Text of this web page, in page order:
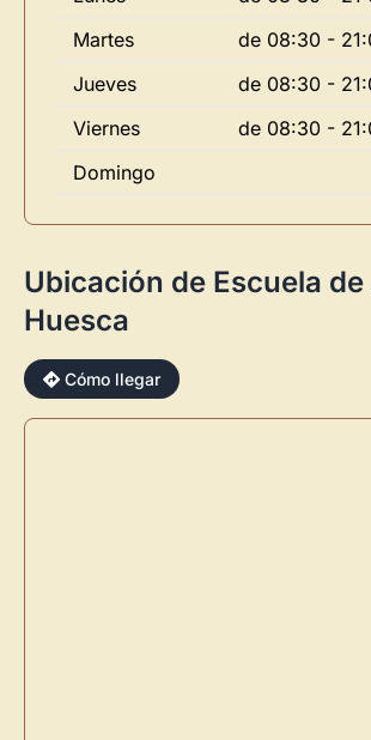
Martes
de 08:30 -
Jueves
de 08:30 -
Viernes
de 08:30 -
Domingo
Ubicación de Escuela
Huesca
Cómo llegar
Novedad: Tu Panel de Usuario
Directorio de Arte
centro de control para gestionar todo tu arte.
Publica y gestiona tus obras